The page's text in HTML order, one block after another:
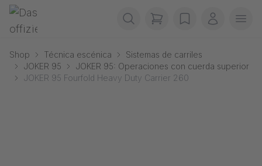
Saltar navegación
Gerriets
items in cart, view
wishlistMi cuenta
Shop Técnica escénica
Sistemas de carriles
JOKER 95
JOKER 95: Operaciones con cuerda superior
JOKER 95 Fourfold Heavy Duty Carrier 260